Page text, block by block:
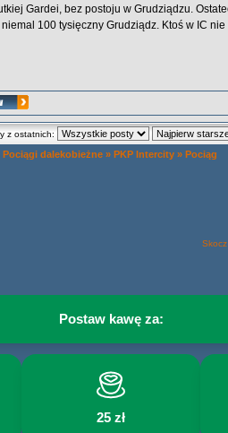
Gardei, bez postoju w Grudziądzu.
100 tysięczny Grudziądz. Ktoś w IC
z ostatnich:
Pociągi dalekobieżne » PKP Intercity » Pociąg
Postaw kawę za:
25 zł